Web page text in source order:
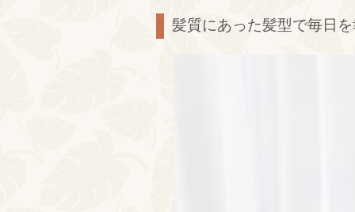
髪質にあった髪型で毎日